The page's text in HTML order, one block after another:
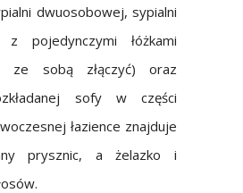
dwuosobowej, sypialni
z pojedynczymi łóżkami
ze sobą złączyć) oraz
sofy w części
łazience znajduje
prysznic, a żelazko i